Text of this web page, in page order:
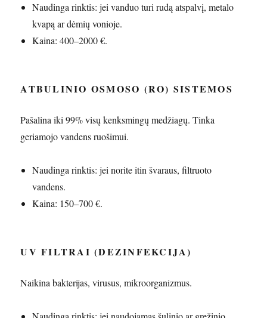
Naudinga rinktis: jei vanduo turi rudą atspalvį, metalo
kvapą ar dėmių vonioje.
Kaina: 400–2000 €.
ATBULINIO OSMOSO (RO) SISTEMOS
Pašalina iki 99% visų kenksmingų medžiagų. Tinka
geriamojo vandens ruošimui.
Naudinga rinktis: jei norite itin švaraus, filtruoto
vandens.
Kaina: 150–700 €.
UV FILTRAI (DEZINFEKCIJA)
Naikina bakterijas, virusus, mikroorganizmus.